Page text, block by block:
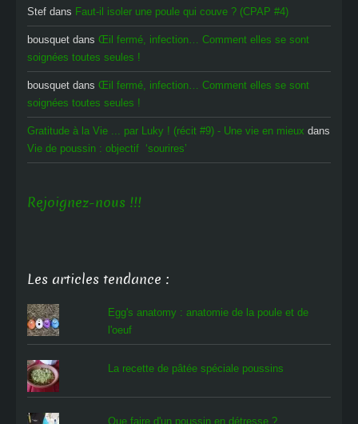
Stef dans Faut-il isoler une poule qui couve ? (CPAP #4)
bousquet dans Œil fermé, infection… Comment elles se sont
soignées toutes seules !
bousquet dans Œil fermé, infection… Comment elles se sont
soignées toutes seules !
Gratitude à la Vie ... par Luky ! (récit #9) - Une vie en mieux dans
Vie de poussin : objectif ‘sourires’
Rejoignez-nous !!!
Les articles tendance :
Egg's anatomy : anatomie de la poule et de
l'oeuf
La recette de pâtée spéciale poussins
Que faire d'un poussin en détresse ?